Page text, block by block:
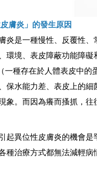
皮膚炎」的發生原因
炎是一種慢性、反覆性
環境、表皮障蔽功能障礙
一種存在於人體表皮中的
保水能力差、表皮上的
象。而因為癢而搔抓，往
起異位性皮膚炎的機會
種治療方式都無法減輕病